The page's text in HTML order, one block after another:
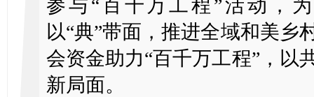
参与“百千万工程”活动，
以“典”带面，推进全域和美乡
会资金助力“百千万工程”，以
新局面。